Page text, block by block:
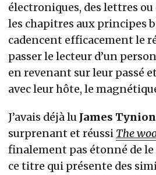
électroniques, des lettres
les chapitres aux principes
cadencent efficacement le
passer le lecteur d’un
en revenant sur leur passé
avec leur hôte, le
J’avais déjà lu James
surprenant et réussi The
finalement pas étonné de
ce titre qui présente des